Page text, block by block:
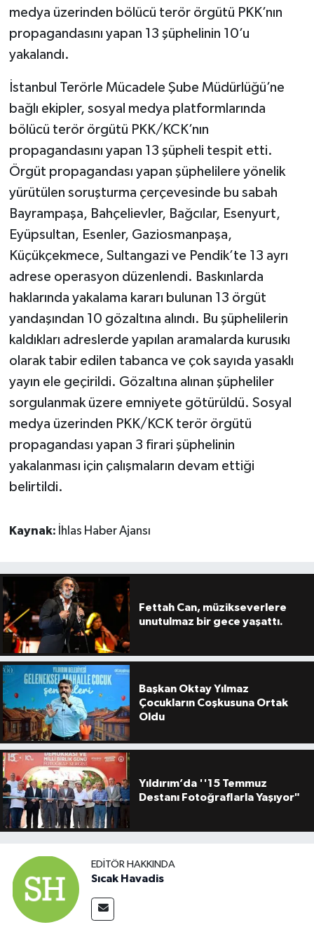
medya üzerinden bölücü terör örgütü PKK’nın
propagandasını yapan 13 şüphelinin 10’u
yakalandı.
İstanbul Terörle Mücadele Şube Müdürlüğü’ne
bağlı ekipler, sosyal medya platformlarında
bölücü terör örgütü PKK/KCK’nın
propagandasını yapan 13 şüpheli tespit etti.
Örgüt propagandası yapan şüphelilere yönelik
yürütülen soruşturma çerçevesinde bu sabah
Bayrampaşa, Bahçelievler, Bağcılar, Esenyurt,
Eyüpsultan, Esenler, Gaziosmanpaşa,
Küçükçekmece, Sultangazi ve Pendik’te 13 ayrı
adrese operasyon düzenlendi. Baskınlarda
haklarında yakalama kararı bulunan 13 örgüt
yandaşından 10 gözaltına alındı. Bu şüphelilerin
kaldıkları adreslerde yapılan aramalarda kurusıkı
olarak tabir edilen tabanca ve çok sayıda yasaklı
yayın ele geçirildi. Gözaltına alınan şüpheliler
sorgulanmak üzere emniyete götürüldü. Sosyal
medya üzerinden PKK/KCK terör örgütü
propagandası yapan 3 firari şüphelinin
yakalanması için çalışmaların devam ettiği
belirtildi.
Kaynak: İhlas Haber Ajansı
Fettah Can, müzikseverlere
unutulmaz bir gece yaşattı.
Başkan Oktay Yılmaz
Çocukların Coşkusuna Ortak
Oldu
Yıldırım’da ''15 Temmuz
Destanı Fotoğraflarla Yaşıyor"
EDITÖR HAKKINDA
Sıcak Havadis